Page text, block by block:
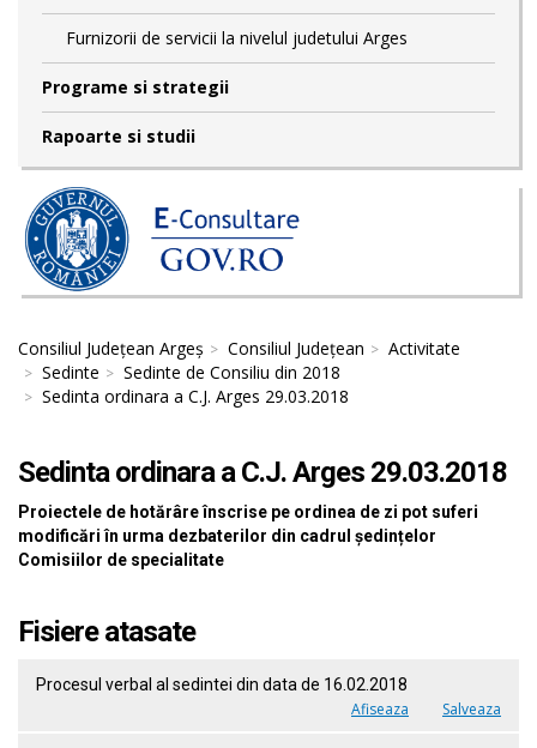
Furnizorii de servicii la nivelul judetului Arges
Programe si strategii
Rapoarte si studii
Consiliul Județean Argeș Consiliul Județean
Activitate
Sedinte
Sedinte de Consiliu din 2018
Sedinta ordinara a C.J. Arges 29.03.2018
Sedinta ordinara a C.J. Arges 29.03.2018
Proiectele de hotărâre înscrise pe ordinea de zi pot suferi
modificări în urma dezbaterilor din cadrul ședințelor
Comisiilor de specialitate
Fisiere atasate
Procesul verbal al sedintei din data de 16.02.2018
Afiseaza Salveaza